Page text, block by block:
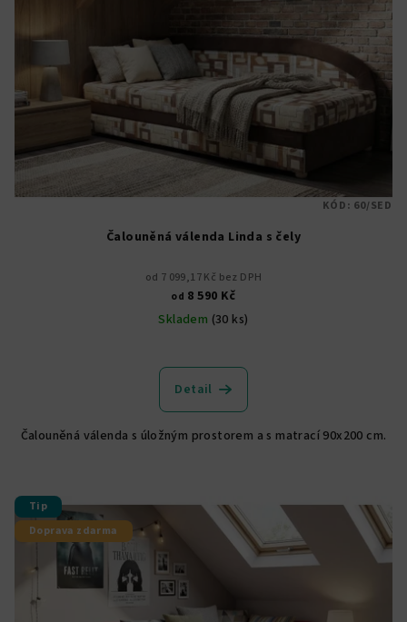
Čalouněná válenda Linda s čely
od 7 099,17 Kč bez DPH
od 8 590 Kč
Skladem (30 ks)
hodnocení
produktu
z
Detail
Čalouněná válenda s úložným prostorem a s matrací 90x200 cm.
KÓD: 60/SED
Tip
Doprava zdarma